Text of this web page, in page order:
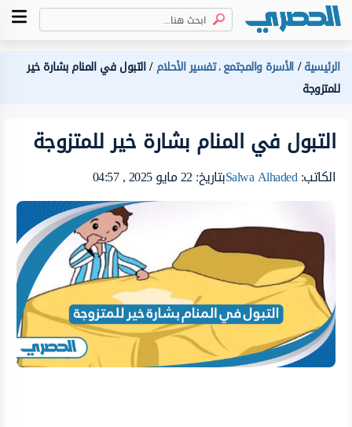
الرئيسية الأسرة والمجتمع،تفسير الأحلام التبول في المنام بشارة خير
للمتزوجة
التبول في المنام بشارة خير للمتزوجة
الكاتب:Salwa Alhadedبتاريخ: 22 مايو 2025 , 04:57